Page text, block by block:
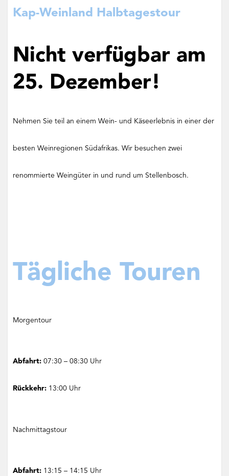
Kap-Weinland Halbtagestour
Nicht verfügbar am
25. Dezember!
Nehmen Sie teil an einem Wein- und Käseerlebnis in einer der
besten Weinregionen Südafrikas. Wir besuchen zwei
renommierte Weingüter in und rund um Stellenbosch.
Tägliche Touren
Morgentour
Abfahrt: 07:30 – 08:30 Uhr
Rückkehr: 13:00 Uhr
Nachmittagstour
Abfahrt: 13:15 – 14:15 Uhr